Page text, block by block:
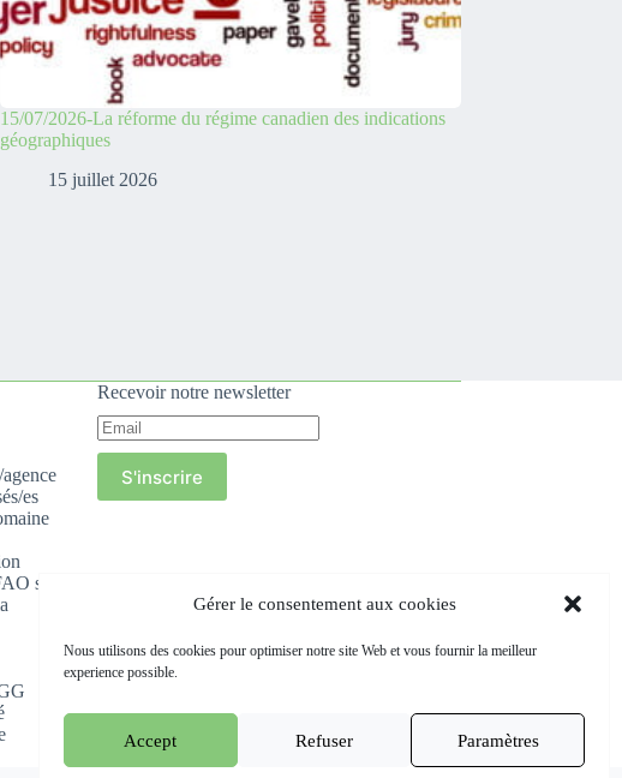
Gérer le consentement aux cookies
Nous utilisons des cookies pour optimiser notre site Web et vous fournir la meilleur
experience possible.
Accept Refuser Paramètres
15/07/2026-La réforme du régime canadien des indications
géographiques
15 juillet 2026
agence
es
sur
Recevoir notre newsletter
S'inscrire